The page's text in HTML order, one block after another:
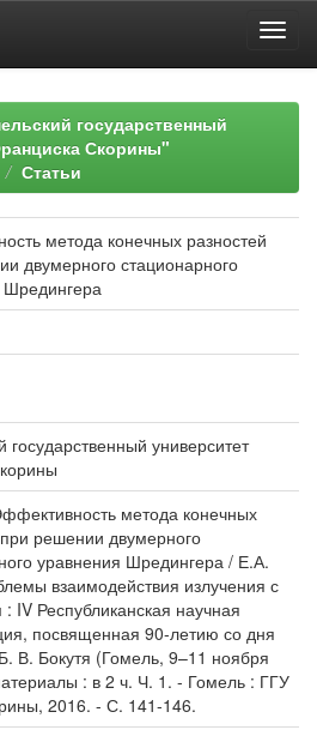
государственный
Скорины"
Статьи
метода конечных разностей
двумерного стационарного
Шредингера
государственный университет
метода конечных
решении двумерного
уравнения Шредингера / Е.А.
взаимодействия излучения с
IV Республиканская научная
посвященная 90-летию со дня
В. Бокутя (Гомель, 9–11 ноября
: в 2 ч. Ч. 1. - Гомель : ГГУ
2016. - С. 141-146.